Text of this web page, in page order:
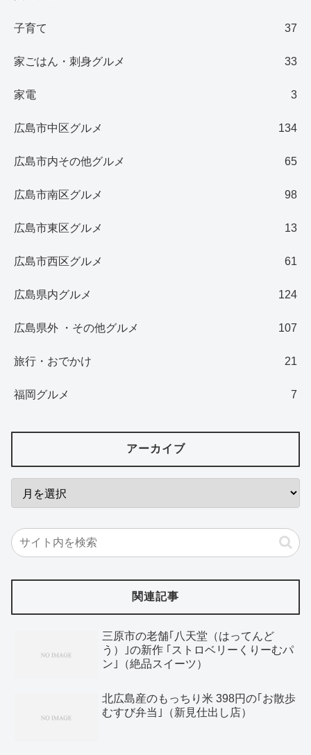
子育て 37
家ごはん・刺身グルメ 33
家電 3
広島市中区グルメ 134
広島市内その他グルメ 65
広島市南区グルメ 98
広島市東区グルメ 13
広島市西区グルメ 61
広島県内グルメ 124
広島県外 ・その他グルメ 107
旅行・おでかけ 21
福岡グルメ 7
アーカイブ
関連記事
三原市の老舗｢八天堂（はってんど
う）｣の新作 ｢ストロベリーくりーむパ
ン｣（絶品スイーツ）
北広島産のもっちり米 398円の｢お散歩
むすび弁当｣（新見仕出し店）